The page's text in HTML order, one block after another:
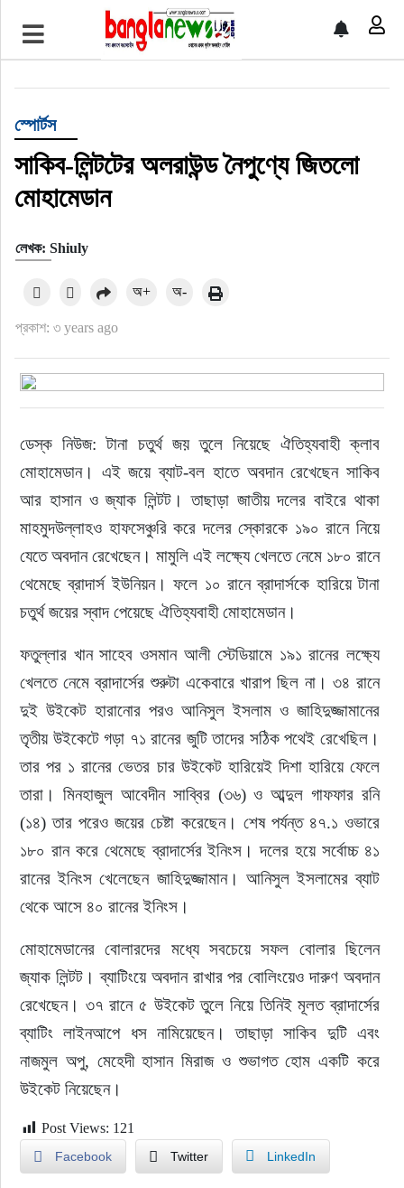
টপ নিউজ
ইন্টারন্যাশনাল
সিলেট বিভাগ
স্পোর্টস
মার্কিন যুক্তরাষ্ট্র
নিউইয়র্ক
ইউরোপ
জাতীয়
তারুণ্য
সময়ের প্রলাপ
স্পোর্টস
সাকিব-লিন্টটের অলরাউন্ড নৈপুণ্যে জিতলো
মোহামেডান
লেখক: Shiuly
প্রকাশ: ৩ years ago
অ+ অ-
ডেস্ক নিউজ: টানা চতুর্থ জয় তুলে নিয়েছে ঐতিহ্যবাহী ক্লাব
মোহামেডান। এই জয়ে ব্যাট-বল হাতে অবদান রেখেছেন সাকিব
আর হাসান ও জ্যাক লিন্টট। তাছাড়া জাতীয় দলের বাইরে থাকা
মাহমুদউল্লাহও হাফসেঞ্চুরি করে দলের স্কোরকে ১৯০ রানে নিয়ে
যেতে অবদান রেখেছেন। মামুলি এই লক্ষ্যে খেলতে নেমে ১৮০ রানে
থেমেছে ব্রাদার্স ইউনিয়ন। ফলে ১০ রানে ব্রাদার্সকে হারিয়ে টানা
চতুর্থ জয়ের স্বাদ পেয়েছে ঐতিহ্যবাহী মোহামেডান।
ফতুল্লার খান সাহেব ওসমান আলী স্টেডিয়ামে ১৯১ রানের লক্ষ্যে
খেলতে নেমে ব্রাদার্সের শুরুটা একেবারে খারাপ ছিল না। ৩৪ রানে
দুই উইকেট হারানোর পরও আনিসুল ইসলাম ও জাহিদুজ্জামানের
তৃতীয় উইকেটে গড়া ৭১ রানের জুটি তাদের সঠিক পথেই রেখেছিল।
তার পর ১ রানের ভেতর চার উইকেট হারিয়েই দিশা হারিয়ে ফেলে
তারা। মিনহাজুল আবেদীন সাব্বির (৩৬) ও আব্দুল গাফফার রনি
(১৪) তার পরেও জয়ের চেষ্টা করেছেন। শেষ পর্যন্ত ৪৭.১ ওভারে
১৮০ রান করে থেমেছে ব্রাদার্সের ইনিংস। দলের হয়ে সর্বোচ্চ ৪১
রানের ইনিংস খেলেছেন জাহিদুজ্জামান। আনিসুল ইসলামের ব্যাট
থেকে আসে ৪০ রানের ইনিংস।
মোহামেডানের বোলারদের মধ্যে সবচেয়ে সফল বোলার ছিলেন
জ্যাক লিন্টট। ব্যাটিংয়ে অবদান রাখার পর বোলিংয়েও দারুণ অবদান
রেখেছেন। ৩৭ রানে ৫ উইকেট তুলে নিয়ে তিনিই মূলত ব্রাদার্সের
ব্যাটিং লাইনআপে ধস নামিয়েছেন। তাছাড়া সাকিব দুটি এবং
নাজমুল অপু, মেহেদী হাসান মিরাজ ও শুভাগত হোম একটি করে
উইকেট নিয়েছেন।
Post Views: 121
Facebook Twitter LinkedIn